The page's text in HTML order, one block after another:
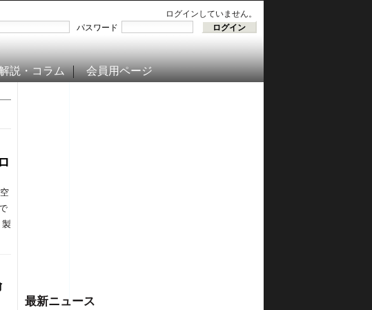
ログインしていません。
パスワード
説・コラム 会員用ページ
最新ニュース